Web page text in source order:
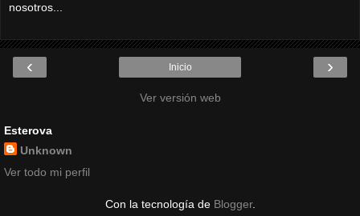
nosotros...
‹ ›
Inicio
Ver versión web
Esterova
Unknown
Ver todo mi perfil
Con la tecnología de Blogger.